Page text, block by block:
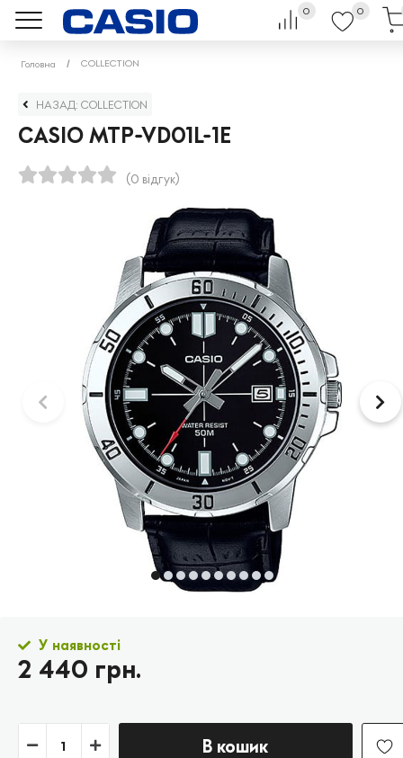
0 0
Головна COLLECTION
НАЗАД: COLLECTION
CASIO MTP-VD01L-1E
(0 відгук)
У наявності
2 440 грн.
В кошик